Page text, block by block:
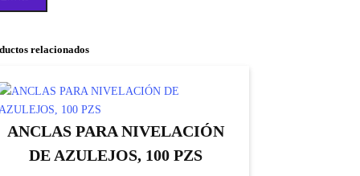
relacionados
ANCLAS PARA NIVELACIÓN
DE AZULEJOS, 100 PZS